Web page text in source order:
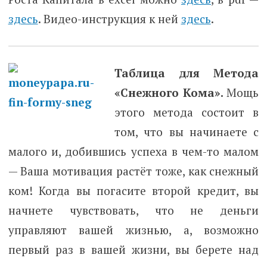
здесь. Видео-инструкция к ней здесь.
Таблица для Метода
«Снежного Кома».Мощь
этого метода состоит в
том, что вы начинаете с
малого и, добившись успеха в чем-то малом
— Ваша мотивация растёт тоже, как снежный
ком! Когда вы погасите второй кредит, вы
начнете чувствовать, что не деньги
управляют вашей жизнью, а, возможно
первый раз в вашей жизни, вы берете над